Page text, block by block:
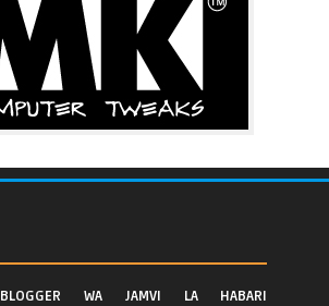
BLOGGER WA JAMVI LA HABARI